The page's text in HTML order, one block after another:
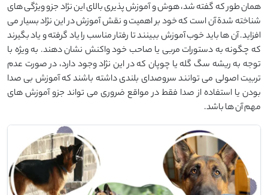
همان طور که گفته شد، هوش و آموزش پذیری بالای این نژاد جزو ویژگی های
شناخته شدة آن است که خود بر اهمیت و نقش آموزش در این نژاد بسیار می
افزاید. آن ها باید خوب آموزش ببینند تا رفتار مناسب را یاد گرفته و یاد بگیرند
که چگونه به دستورات مربی یا صاحب خود واکنش نشان دهند. به ویژه با
توجه به ریشه سگ گله یا چوپان که در این نژاد وجود دارد، در صورت عدم
تربیت اصولی می توانند سروصدای بلندی داشته باشند که آموزش بی صدا
بودن یا استفاده از صدا فقط در مواقع ضروری می تواند جزو آموزش های
مهم آن ها باشد.